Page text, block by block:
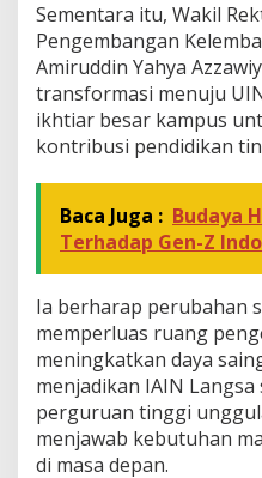
Sementara itu, Wakil
Pengembangan
Amiruddin Yahya
transformasi menuju
ikhtiar besar kampus
kontribusi pendidikan
Baca Juga : Budaya
Terhadap Gen-Z
Ia berharap perubahan
memperluas ruang
meningkatkan daya
menjadikan IAIN
perguruan tinggi
menjawab kebutuhan
di masa depan.